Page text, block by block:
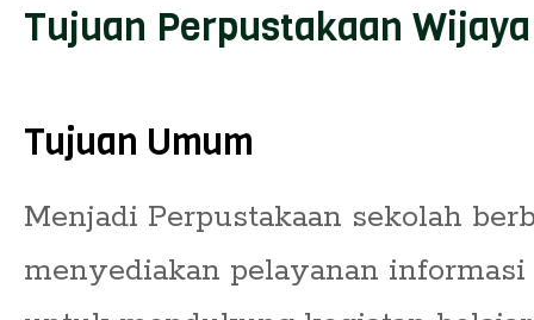
Tujuan Perpustakaan
Tujuan Umum
Menjadi Perpustakaan sekolah
menyediakan pelayanan informasi